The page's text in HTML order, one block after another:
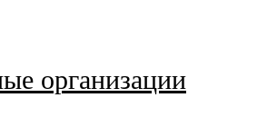
организации